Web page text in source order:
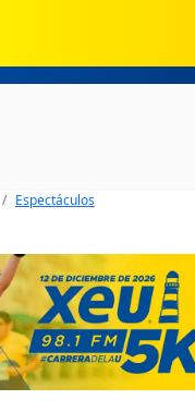
Espectáculos